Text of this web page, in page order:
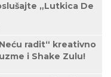
„Lutkica De
radit“ kreativno
i Shake Zulu!